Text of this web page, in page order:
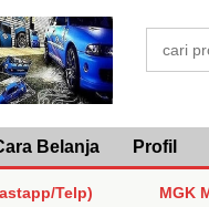
Belanja Profil
MGK Mega